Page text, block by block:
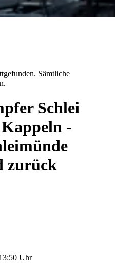
Sämtliche
Schlei
-
zurück
Uhr